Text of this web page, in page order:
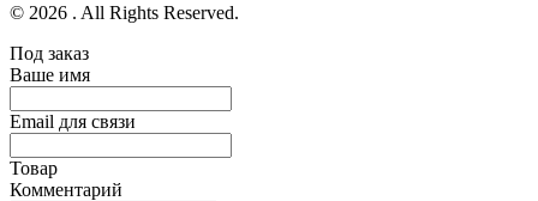
© 2026 . All Rights Reserved.
Под заказ
Ваше имя
Email для связи
Товар
Комментарий